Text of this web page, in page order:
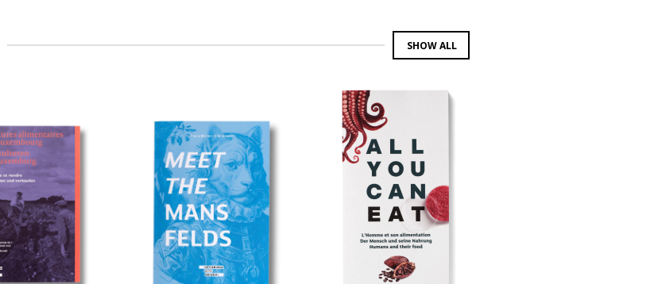
SHOW ALL